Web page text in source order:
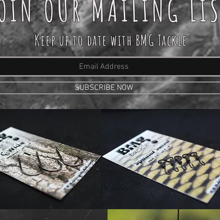
OUR MAILING
Keep up to date with BMG Tackle
SUBSCRIBE NOW